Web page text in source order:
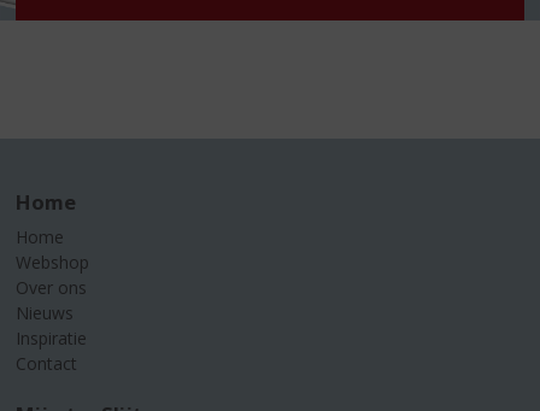
Home
Home
Webshop
Over ons
Nieuws
Inspiratie
Contact